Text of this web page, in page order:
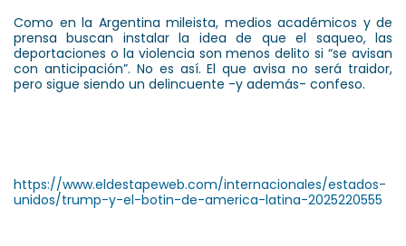
Como en la Argentina mileista, medios académicos y de
prensa buscan instalar la idea de que el saqueo, las
deportaciones o la violencia son menos delito si “se avisan
con anticipación”. No es así. El que avisa no será traidor,
pero sigue siendo un delincuente -y además- confeso.
https://www.eldestapeweb.com/internacionales/estados-
unidos/trump-y-el-botin-de-america-latina-2025220555